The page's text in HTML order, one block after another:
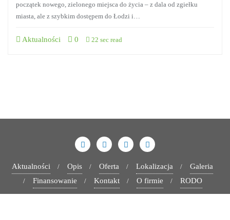
początek nowego, zielonego miejsca do życia – z dala od zgiełku
miasta, ale z szybkim dostępem do Łodzi i…
Aktualności 0 22 sec read
Aktualności Opis Oferta Lokalizacja
Galeria
Finansowanie
Kontakt O firmie RODO